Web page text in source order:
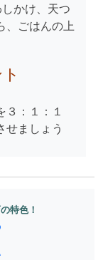
かけ、天つ
、ごはんの上
３：１：１
せましょう
特色！